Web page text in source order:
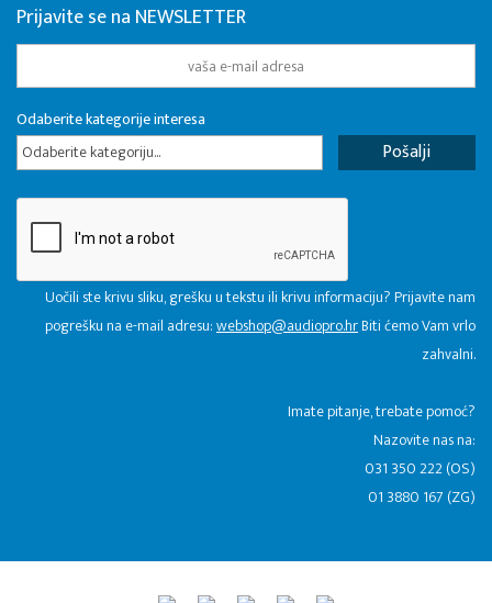
Prijavite se na NEWSLETTER
Odaberite kategorije interesa
Odaberite kategoriju...
Uočili ste krivu sliku, grešku u tekstu ili krivu informaciju? Prijavite nam
pogrešku na e-mail adresu:webshop@audiopro.hrBiti ćemo Vam vrlo
zahvalni.
​Imate pitanje, trebate pomoć?
Nazovite nas na:
031 350 222 (OS)
01 3880 167 (ZG)